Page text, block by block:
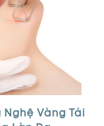
Vàng Tái